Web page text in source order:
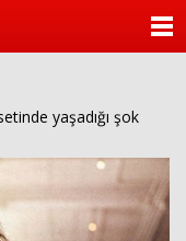
yaşadığı şok
ANKETLER